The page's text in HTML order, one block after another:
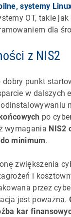
systemy
OT, takie
dla
z NIS2
punkt
w dalszych
odinstalowywaniu
po
wymagania NIS2
minimum.
zwiększenia
i
przez
jest poważna.
kar